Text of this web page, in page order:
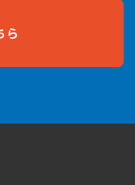
ら